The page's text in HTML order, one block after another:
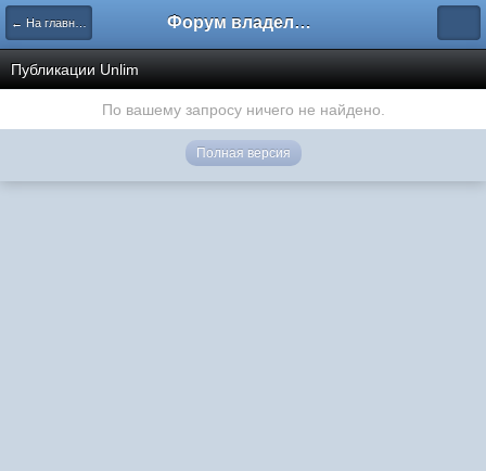
← На главную Форум владельцев интернет-магазинов
Публикации Unlim
По вашему запросу ничего не найдено.
Полная версия